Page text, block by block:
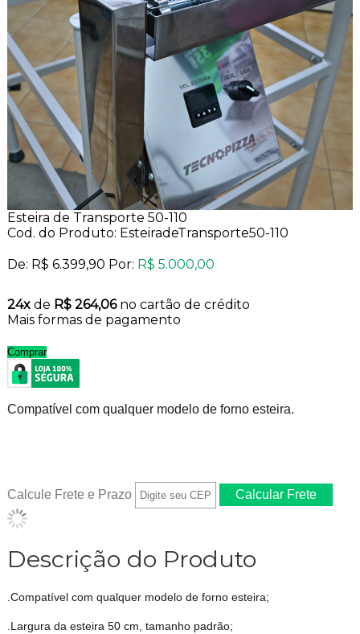
Esteira de Transporte 50-110
Cod. do Produto: EsteiradeTransporte50-110
De: R$ 6.399,90 Por: R$ 5.000,00
24xde R$ 264,06 no cartão de crédito
Mais formas de pagamento
Comprar
Compatível com qualquer modelo de forno esteira.
Calcule Frete e Prazo
Descrição do Produto
.Compatível com qualquer modelo de forno esteira;
.Largura da esteira 50 cm, tamanho padrão;